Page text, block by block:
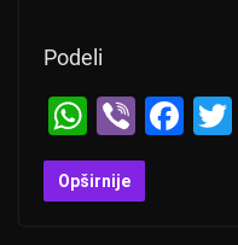
Podeli
W
h
at
Vi
b
er
F
Opširnije